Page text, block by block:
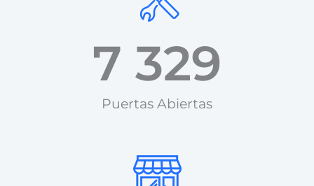
Puertas Abiertas​
7 329